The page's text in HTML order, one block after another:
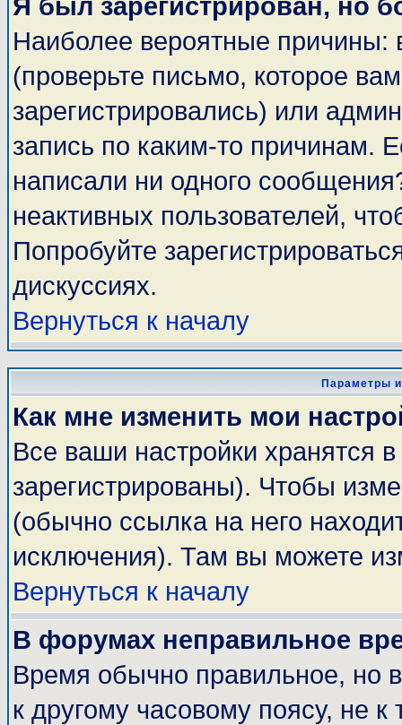
Я был зарегистрирован, но
Наиболее вероятные причины:
(проверьте письмо, которое
зарегистрировались) или
запись по каким-то причинам.
написали ни одного
неактивных пользователей,
Попробуйте
дискуссиях.
Вернуться к началу
Параметры
Как мне изменить мои
Все ваши настройки хранятся
зарегистрированы). Чтобы
(обычно ссылка на него
исключения). Там вы можете
Вернуться к началу
В форумах неправильное
Время обычно правильное, но
к другому часовому поясу, не